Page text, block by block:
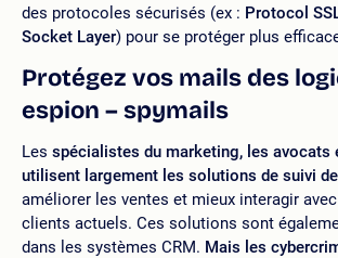
des protocoles sécurisés (ex : Protocol
Socket Layer) pour se protéger plus
Protégez vos mails des
espion – spymails
Les spécialistes du marketing, les avocats
utilisent largement les solutions de suivi
améliorer les ventes et mieux interagir
clients actuels. Ces solutions sont
dans les systèmes CRM. Mais les